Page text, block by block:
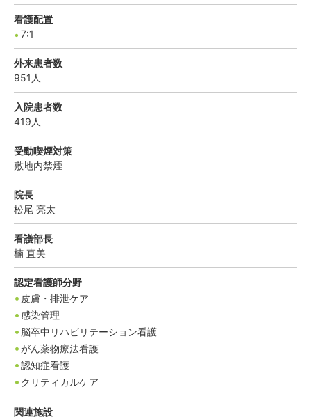
看護配置
7:1
外来患者数
951 人
入院患者数
419 人
受動喫煙対策
敷地内禁煙
院長
松尾 亮太
看護部長
楠 直美
認定看護師分野
皮膚・排泄ケア
感染管理
脳卒中リハビリテーション看護
がん薬物療法看護
認知症看護
クリティカルケア
関連施設